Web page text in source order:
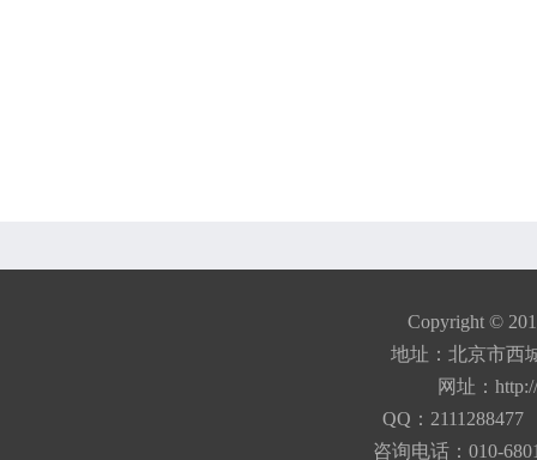
Copyright ©
地址：北京市西
网址：
QQ：
咨询电话：010-